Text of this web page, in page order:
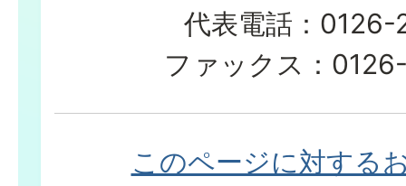
代表電話：0126-
ファックス：
このページに対する